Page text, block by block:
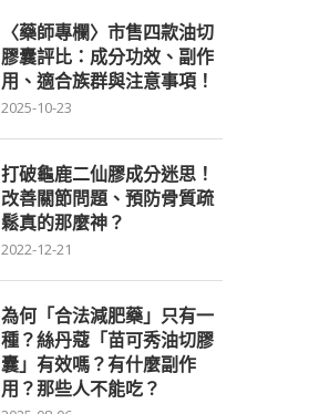
〈藥師專欄〉市售四款油切
膠囊評比：成分功效、副作
用、適合族群與注意事項！
2025-10-23
打破龜鹿二仙膠成分迷思！
改善關節問題、預防骨質疏
鬆真的那麼神？
2022-12-21
為何「合法減肥藥」只有一
種？絲丹蔻「苗可秀油切膠
囊」有效嗎？有什麼副作
用？那些人不能吃？